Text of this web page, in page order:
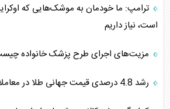
ترامپ: ما خودمان به موشک‌هایی که
است، نیاز داریم
مزیت‌های اجرای طرح پزشک خانواده
رشد 4.8 درصدی قیمت جهانی طلا در معاملات هفته